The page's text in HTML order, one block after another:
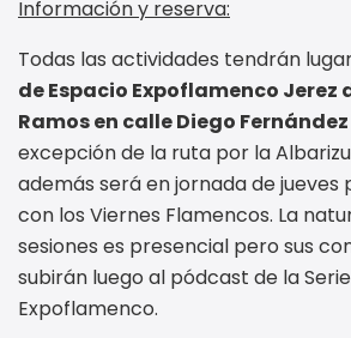
Información y reserva:
Todas las actividades tendrán
de Espacio Expoflamenco Jerez
Ramos en calle Diego
excepción de la ruta por la
además será en jornada de jueves
con los Viernes Flamencos. La
sesiones es presencial pero sus
subirán luego al pódcast de la
Expoflamenco.